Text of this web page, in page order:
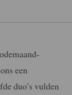
een
duo’s vulden